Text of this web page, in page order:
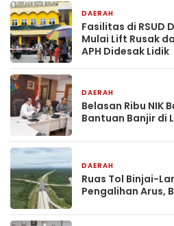
DAERAH
Fasilitas di RSUD
Mulai Lift Rusak
APH Didesak Lidik
DAERAH
Belasan Ribu NIK
Bantuan Banjir di
DAERAH
Ruas Tol Binjai-
Pengalihan Arus,